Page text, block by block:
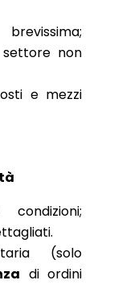
non
e mezzi
condizioni;
(solo
di ordini